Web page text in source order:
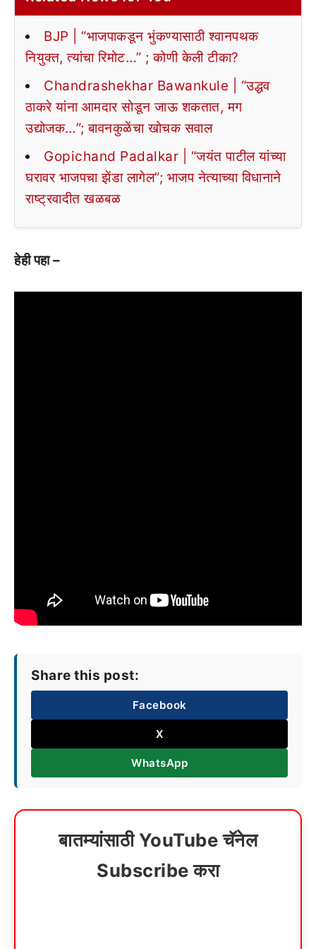
BJP | “भाजपाकडून भुंकण्यासाठी श्वानपथक
नियुक्त, त्यांचा रिमोट…” ; कोणी केली टीका?
Chandrashekhar Bawankule | “उद्धव
ठाकरे यांना आमदार सोडून जाऊ शकतात, मग
उद्योजक…”; बावनकुळेंचा खोचक सवाल
Gopichand Padalkar | “जयंत पाटील यांच्या
घरावर भाजपचा झेंडा लागेल”; भाजप नेत्याच्या विधानाने
राष्ट्रवादीत खळबळ
हेही पहा –
Share this post:
Facebook
X
WhatsApp
बातम्यांसाठी YouTube चॅनेल
Subscribe करा